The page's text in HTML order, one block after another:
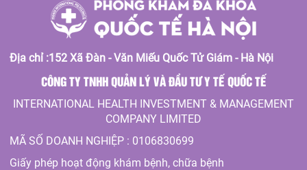
Địa chỉ :152 Xã Đàn - Văn Miếu Quốc Tử Giám - Hà Nội
CÔNG TY TNHH QUẢN LÝ VÀ ĐẦU TƯ Y TẾ QUỐC TẾ
INTERNATIONAL HEALTH INVESTMENT & MANAGEMENT
COMPANY LIMITED
MÃ SỐ DOANH NGHIỆP : 0106830699
Giấy phép hoạt động khám bệnh, chữa bệnh